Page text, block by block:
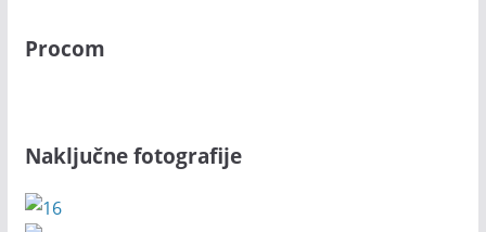
Procom
Naključne fotografije